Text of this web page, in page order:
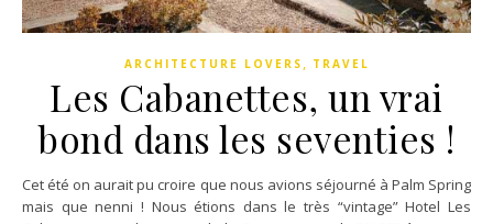
ARCHITECTURE LOVERS , TRAVEL
Les Cabanettes, un vrai
bond dans les seventies !
Cet été on aurait pu croire que nous avions séjourné à Palm Spring
mais que nenni ! Nous étions dans le très “vintage” Hotel Les